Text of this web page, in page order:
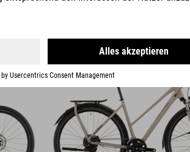
ONE